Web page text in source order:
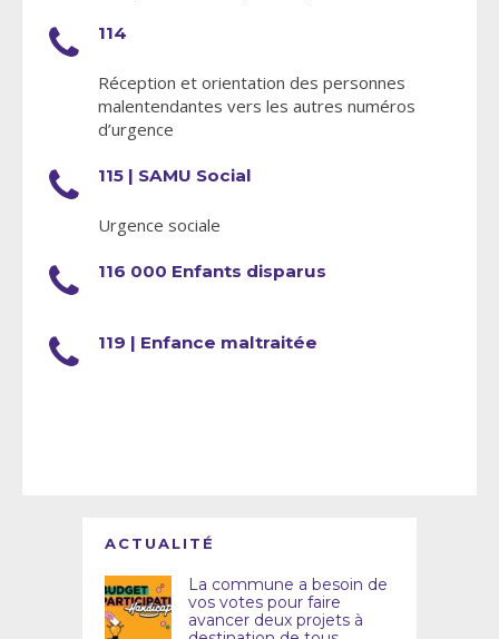
114
Réception et orientation des personnes
malentendantes vers les autres numéros
d’urgence
115 | SAMU Social
Urgence sociale
116 000 Enfants disparus
119 | Enfance maltraitée
ACTUALITÉ
La commune a besoin de
vos votes pour faire
avancer deux projets à